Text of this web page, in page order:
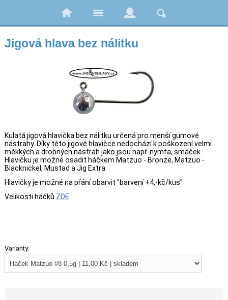
Jigová hlava bez nálitku
Kulatá jigová hlavička bez nálitku určená pro menší gumové
nástrahy. Díky této jigové hlavičce nedochází k poškození velmi
měkkých a drobných nástrah jako jsou např. nymfa, smáček.
Hlavičku je možné osadit háčkem Matzuo - Bronze, Matzuo -
Blacknickel, Mustad a Jig Extra.
Hlavičky je možné na přání obarvit "barvení +4,-kč/kus"
Velikosti háčků ZDE
Varianty: